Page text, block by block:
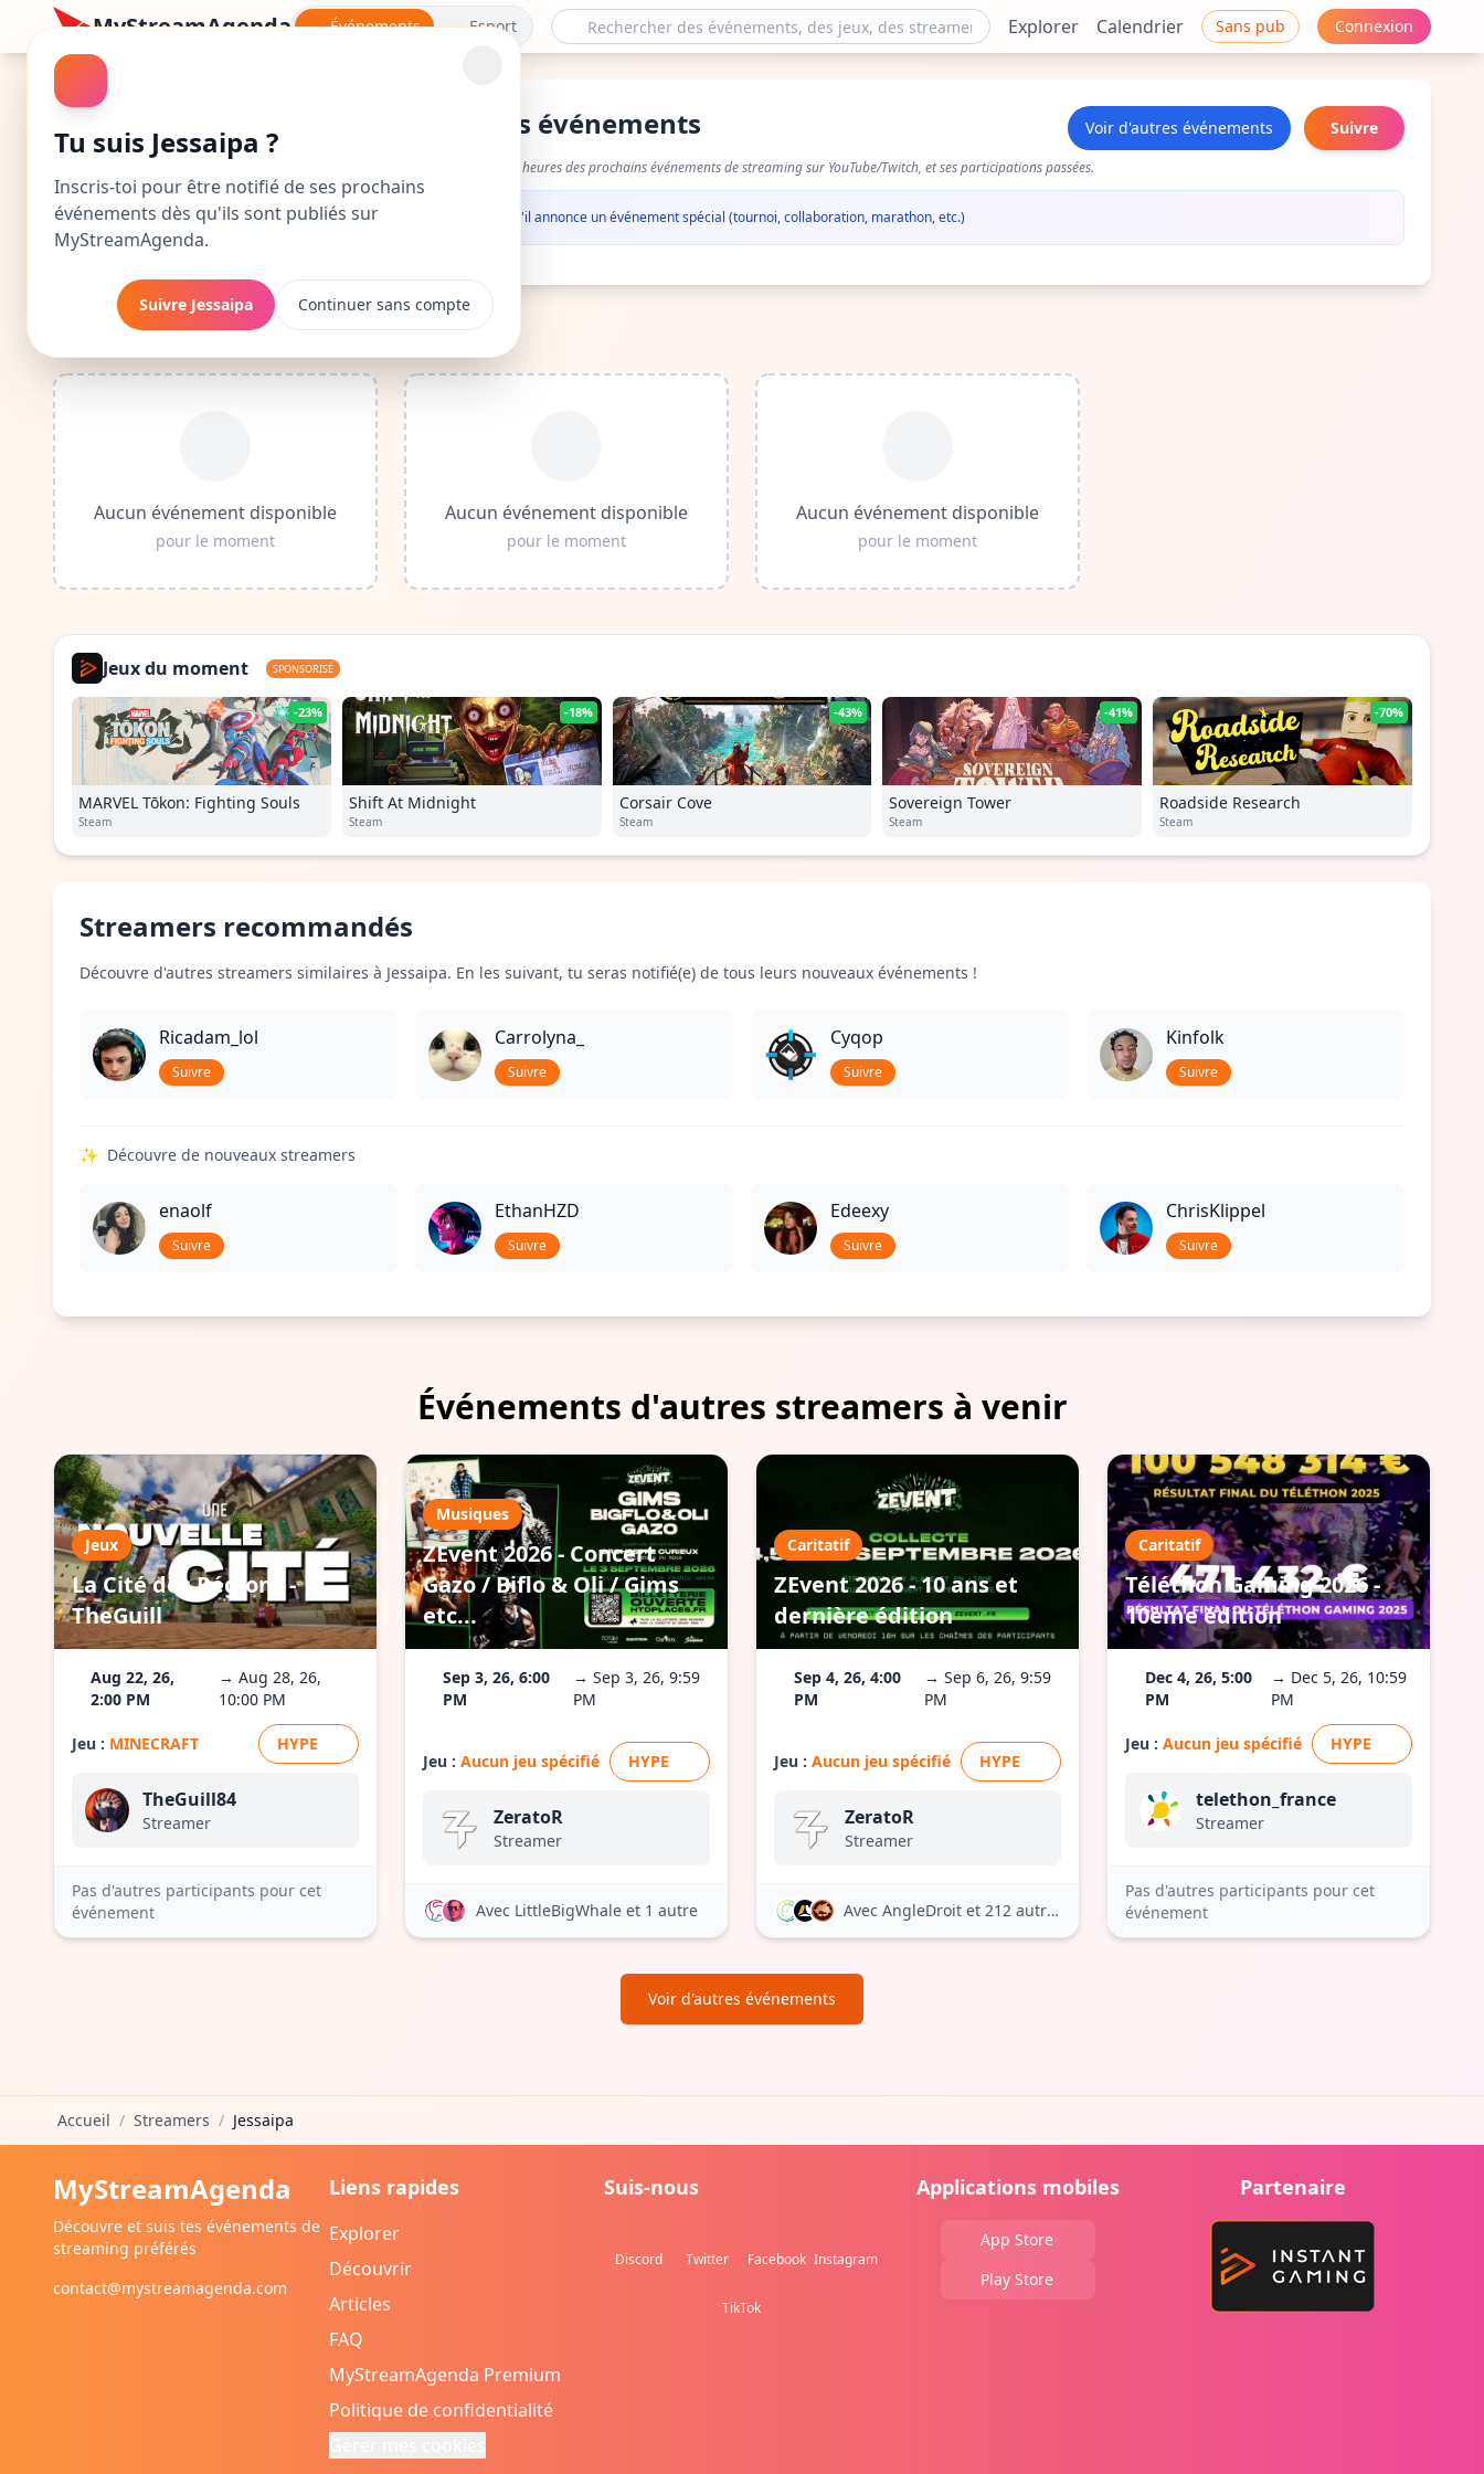
Tu suis Jessaipa ?
Inscris-toi pour être notifié de ses prochains
événements dès qu'ils sont publiés sur
MyStreamAgenda.
Suivre Jessaipa Continuer sans compte
MyStreamAgenda Événements Esport Explorer Calendrier Sans pub Connexion
Jessaipa : Calendrier des événements Voir d'autres événements Suivre
Découvre le calendrier complet de Jessaipa : dates et heures des prochains événements de streaming sur YouTube/Twitch, et ses participations passées.
En suivant Jessaipa, tu seras notifié dès qu'il annonce un événement spécial (tournoi, collaboration, marathon, etc.)
Événements à venir
Aucun événement disponible
pour le moment
Aucun événement disponible
pour le moment
Aucun événement disponible
pour le moment
Jeux du moment SPONSORISÉ
-23%
MARVEL Tōkon: Fighting Souls
Steam
-18%
Shift At Midnight
Steam
-43%
Corsair Cove
Steam
-41%
Sovereign Tower
Steam
-70%
Roadside Research
Steam
Streamers recommandés
Découvre d'autres streamers similaires à Jessaipa. En les suivant, tu seras notifié(e) de tous leurs nouveaux événements !
Ricadam_lol
Suivre
Carrolyna_
Suivre
Cyqop
Suivre
Kinfolk
Suivre
✨ Découvre de nouveaux streamers
enaolf
Suivre
EthanHZD
Suivre
Edeexy
Suivre
ChrisKlippel
Suivre
Événements d'autres streamers à venir
Jeux
La Cité des Régions -
TheGuill
Aug 22, 26,
2:00 PM
→ Aug 28, 26,
10:00 PM
Jeu : MINECRAFT HYPE
TheGuill84
Streamer
Pas d'autres participants pour cet
événement
Musiques
ZEvent 2026 - Concert
Gazo / Biflo & Oli / Gims
etc...
Sep 3, 26, 6:00
PM
→ Sep 3, 26, 9:59
PM
Jeu : Aucun jeu spécifié HYPE
ZeratoR
Streamer
Avec LittleBigWhale et 1 autre
Caritatif
ZEvent 2026 - 10 ans et
dernière édition
Sep 4, 26, 4:00
PM
→ Sep 6, 26, 9:59
PM
Jeu : Aucun jeu spécifié HYPE
ZeratoR
Streamer
Avec AngleDroitet 212 autres
Caritatif
Téléthon Gaming 2026 -
10ème édition
Dec 4, 26, 5:00
PM
→ Dec 5, 26, 10:59
PM
Jeu : Aucun jeu spécifié HYPE
telethon_france
Streamer
Pas d'autres participants pour cet
événement
Voir d'autres événements
Accueil / Streamers / Jessaipa
MyStreamAgenda
Découvre et suis tes événements de
streaming préférés
contact@mystreamagenda.com
Liens rapides
Explorer
Découvrir
Articles
FAQ
MyStreamAgenda Premium
Politique de confidentialité
Suis-nous
Discord Twitter Facebook Instagram
TikTok
Applications mobiles
App Store
Play Store
Partenaire